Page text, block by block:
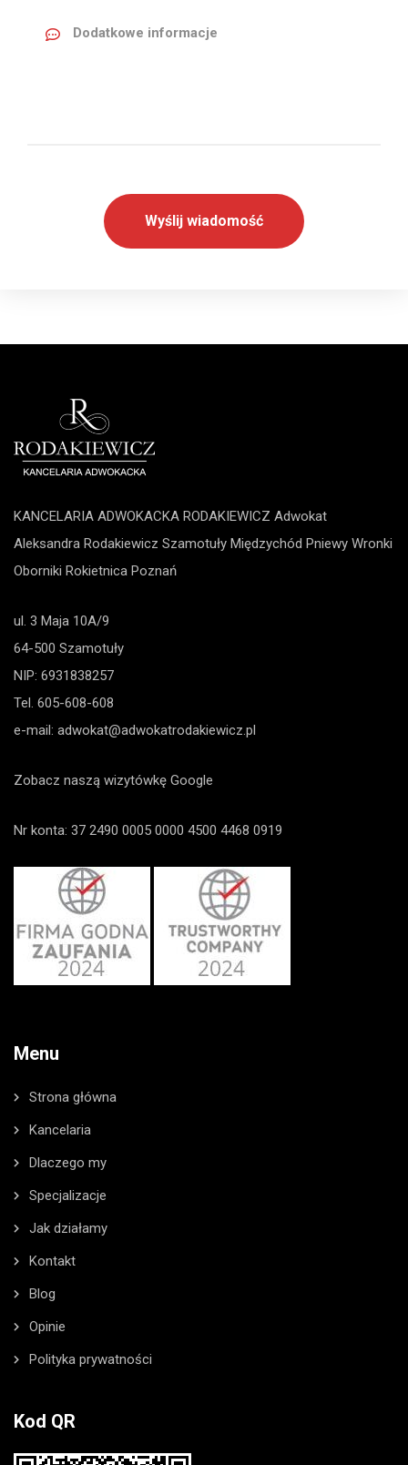
KANCELARIA ADWOKACKA RODAKIEWICZ Adwokat
Aleksandra Rodakiewicz Szamotuły Międzychód Pniewy Wronki
Oborniki Rokietnica Poznań
ul. 3 Maja 10A/9
64-500 Szamotuły
NIP: 6931838257
Tel. 605-608-608
e-mail: adwokat@adwokatrodakiewicz.pl
Zobacz naszą wizytówkę Google
Nr konta: 37 2490 0005 0000 4500 4468 0919
Menu
Strona główna
Kancelaria
Dlaczego my
Specjalizacje
Jak działamy
Kontakt
Blog
Opinie
Polityka prywatności
Kod QR